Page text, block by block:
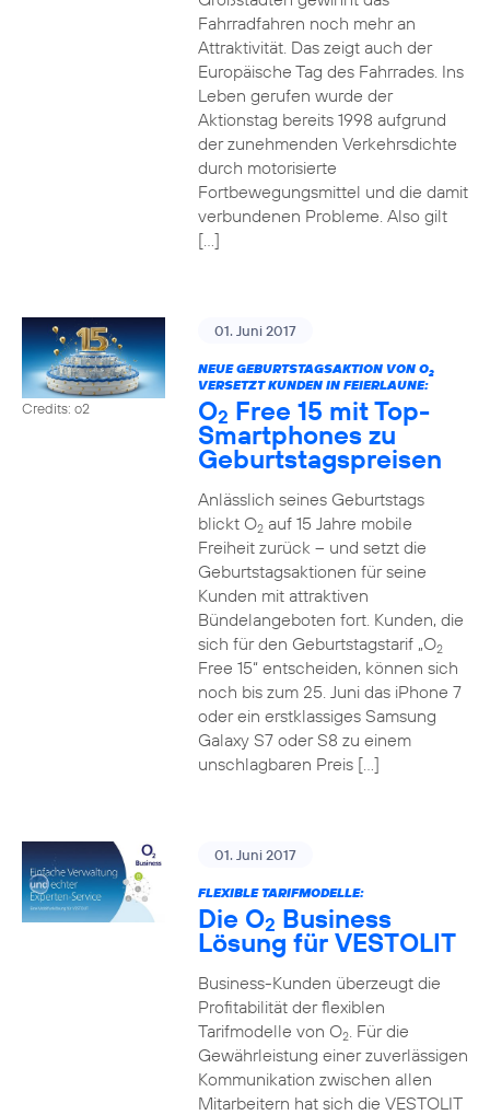
Fahrradfahren noch mehr an
Attraktivität. Das zeigt auch der
Europäische Tag des Fahrrades. Ins
Leben gerufen wurde der
Aktionstag bereits 1998 aufgrund
der zunehmenden Verkehrsdichte
durch motorisierte
Fortbewegungsmittel und die damit
verbundenen Probleme. Also gilt
[…]
Credits: o2
01. Juni 2017
NEUE GEBURTSTAGSAKTION VON O2
VERSETZT KUNDEN IN FEIERLAUNE:
O2 Free 15 mit Top-
Smartphones zu
Geburtstagspreisen
Anlässlich seines Geburtstags
blickt O2auf 15 Jahre mobile
Freiheit zurück – und setzt die
Geburtstagsaktionen für seine
Kunden mit attraktiven
Bündelangeboten fort. Kunden, die
sich für den Geburtstagstarif „O2
Free 15“ entscheiden, können sich
noch bis zum 25. Juni das iPhone 7
oder ein erstklassiges Samsung
Galaxy S7 oder S8 zu einem
unschlagbaren Preis […]
01. Juni 2017
FLEXIBLE TARIFMODELLE:
Die O2 Business
Lösung für VESTOLIT
Business-Kunden überzeugt die
Profitabilität der flexiblen
Tarifmodelle von O2. Für die
Gewährleistung einer zuverlässigen
Kommunikation zwischen allen
Mitarbeitern hat sich die VESTOLIT